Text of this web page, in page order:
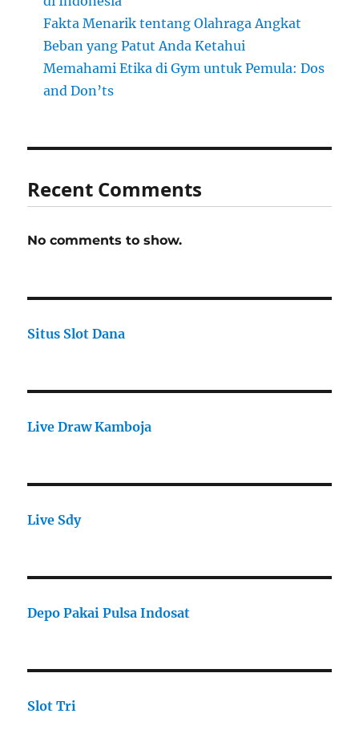
Fakta Menarik tentang Olahraga Angkat
Beban yang Patut Anda Ketahui
Memahami Etika di Gym untuk Pemula: Dos
and Don’ts
Recent Comments
No comments to show.
Situs Slot Dana
Live Draw Kamboja
Live Sdy
Depo Pakai Pulsa Indosat
Slot Tri